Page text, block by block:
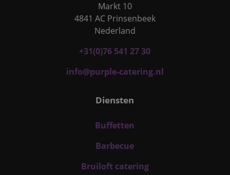
Markt 10
4841 AC Prinsenbeek
Nederland
+31(0)76 541 27 30
info@purple-catering.nl
Diensten
Buffetten
Barbecue
Bruiloft catering